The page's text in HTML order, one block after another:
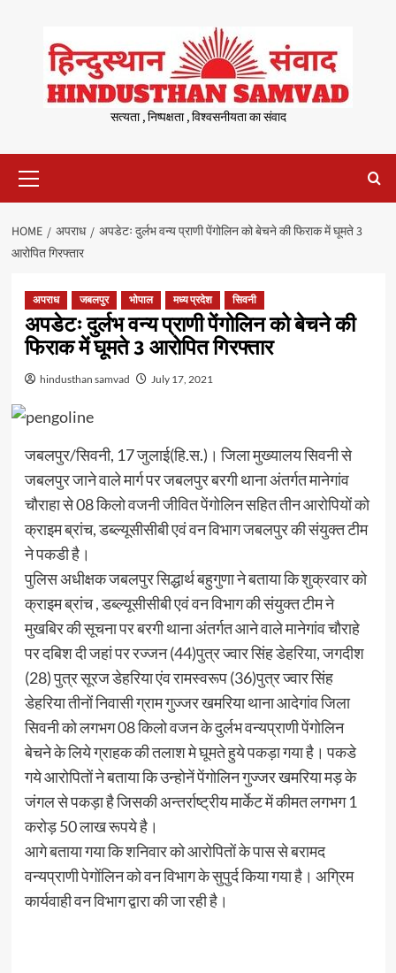
content
सत्यता , निष्पक्षता , विश्वसनीयता का संवाद
Menu
HOME अपराध
अपडेटः दुर्लभ वन्य प्राणी पेंगोलिन को बेचने की फिराक में घूमते 3
आरोपित गिरफ्तार
अपराध जबलपुर भोपाल मध्य प्रदेश सिवनी
अपडेटः दुर्लभ वन्य प्राणी पेंगोलिन को बेचने की
फिराक में घूमते 3 आरोपित गिरफ्तार
hindusthan samvad July 17, 2021
जबलपुर/सिवनी, 17 जुलाई(हि.स.)। जिला मुख्यालय सिवनी से
जबलपुर जाने वाले मार्ग पर जबलपुर बरगी थाना अंतर्गत मानेगांव
चौराहा से 08 किलो वजनी जीवित पेंगोलिन सहित तीन आरोपियों को
क्राइम ब्रांच, डब्ल्यूसीसीबी एवं वन विभाग जबलपुर की संयुक्त टीम
ने पकडी है।
पुलिस अधीक्षक जबलपुर सिद्धार्थ बहुगुणा ने बताया कि शुक्रवार को
क्राइम ब्रांच , डब्ल्यूसीसीबी एवं वन विभाग की संयुक्त टीम ने
मुखबिर की सूचना पर बरगी थाना अंतर्गत आने वाले मानेगांव चौराहे
पर दबिश दी जहां पर रज्जन (44)पुत्र ज्वार सिंह डेहरिया, जगदीश
(28) पुत्र सूरज डेहरिया एंव रामस्वरूप (36)पुत्र ज्वार सिंह
डेहरिया तीनों निवासी ग्राम गुज्जर खमरिया थाना आदेगांव जिला
सिवनी को लगभग 08 किलो वजन के दुर्लभ वन्यप्राणी पेंगोलिन
बेचने के लिये ग्राहक की तलाश मे घूमते हुये पकड़ा गया है। पकडे
गये आरोपितों ने बताया कि उन्होनें पेंगोलिन गुज्जर खमरिया मड़ के
जंगल से पकड़ा है जिसकी अन्तर्राष्ट्रीय मार्केट में कीमत लगभग 1
करोड़ 50 लाख रूपये है।
आगे बताया गया कि शनिवार को आरोपितों के पास से बरामद
वन्यप्राणी पेगोंलिन को वन विभाग के सुपुर्द किया गया है। अग्रिम
कार्यवाही वन विभाग द्वारा की जा रही है।